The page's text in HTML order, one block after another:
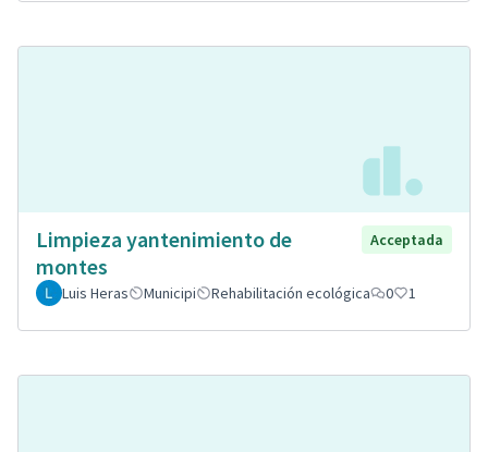
Limpieza yantenimiento de
montes
Acceptada
Luis Heras Municipi Rehabilitación ecológica 0 1